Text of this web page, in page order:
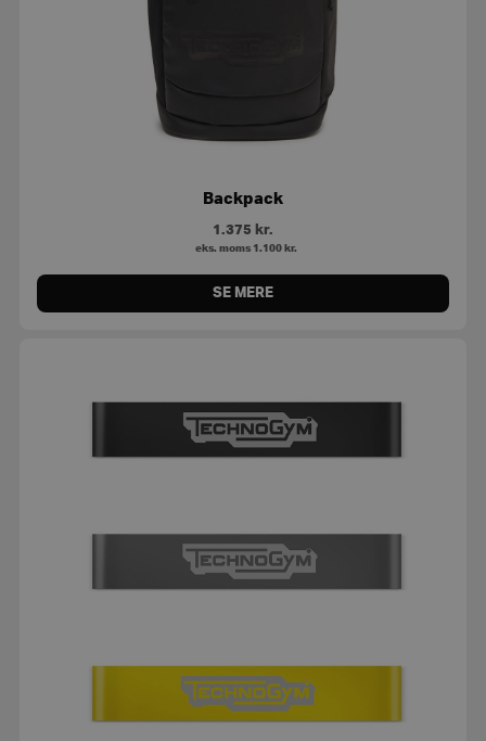
Backpack
1.375 kr.
eks. moms 1.100 kr.
SE MERE